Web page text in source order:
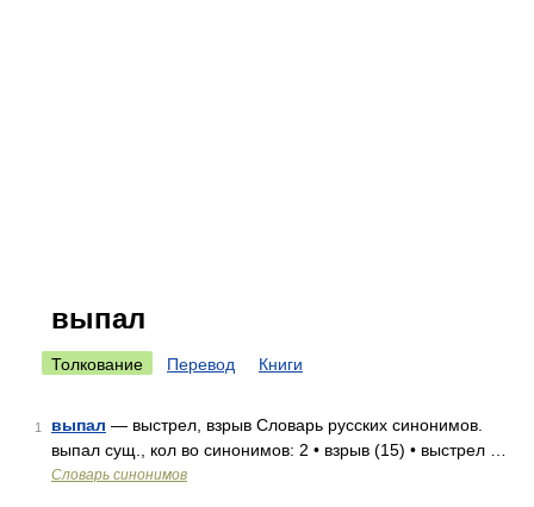
выпал
Толкование Перевод Книги
1 выпал — выстрел, взрыв Словарь русских синонимов.
выпал сущ., кол во синонимов: 2 • взрыв (15) • выстрел …
Словарь синонимов